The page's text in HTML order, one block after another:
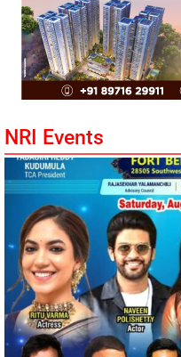
NRI Events